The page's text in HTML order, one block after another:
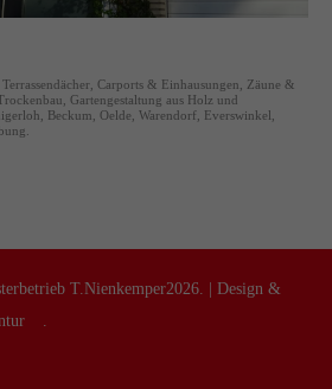
eget dolor. Aenean massa. Cum
Carports & Einhausungen, Zäune &
Gartengestaltung aus Holz und
Beckum, Oelde, Warendorf, Everswinkel,
T.Nienkemper2026. | Design &
.